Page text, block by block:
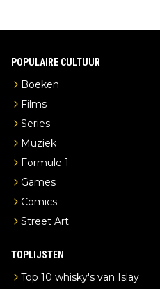
POPULAIRE CULTUUR
Boeken
Films
Series
Muziek
Formule 1
Games
Comics
Street Art
TOPLIJSTEN
Top 10 whisky's van Islay